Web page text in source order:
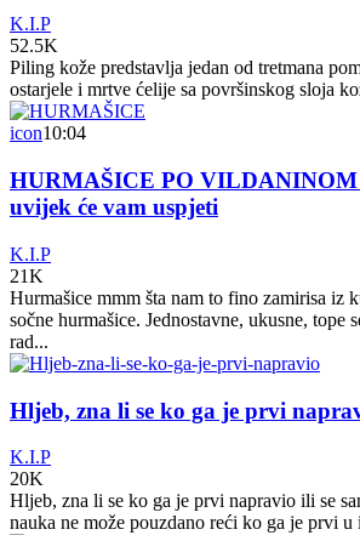
K.I.P
52.5K
Piling kože predstavlja jedan od tretmana
ostarjele i mrtve ćelije sa površinskog sloja
icon10:04
HURMAŠICE PO VILDANINOM
uvijek će vam uspjeti
K.I.P
21K
Hurmašice mmm šta nam to fino zamirisa iz
sočne hurmašice. Jednostavne, ukusne, tope
rad...
Hljeb, zna li se ko ga je prvi
K.I.P
20K
Hljeb, zna li se ko ga je prvi napravio ili se
nauka ne može pouzdano reći ko ga je prvi